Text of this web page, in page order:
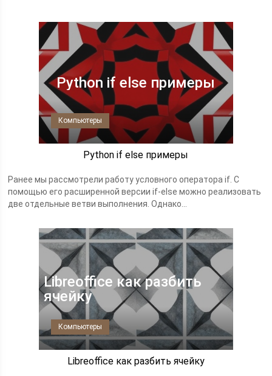
Python if else примеры
Компьютеры
Python if else примеры
Ранее мы рассмотрели работу условного оператора if. С
помощью его расширенной версии if-else можно реализовать
две отдельные ветви выполнения. Однако...
Libreoffice как разбить
ячейку
Компьютеры
Libreoffice как разбить ячейку